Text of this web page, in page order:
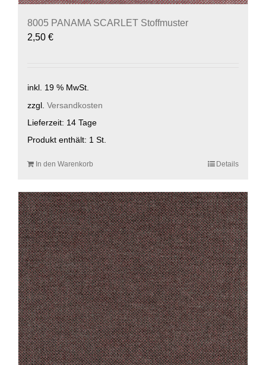
8005 PANAMA SCARLET Stoffmuster
2,50 €
inkl. 19 % MwSt.
zzgl. Versandkosten
Lieferzeit: 14 Tage
Produkt enthält: 1 St.
In den Warenkorb Details